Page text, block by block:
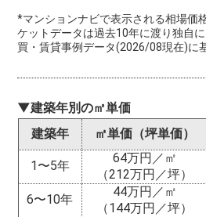
*マンションナビで表示される相場価
ケットデータは過去10年に渡り独自
買・賃貸事例データ(2026/08現在)に
▼建築年別の㎡単価
建築年
㎡単価（坪単価）
1〜5年
64万円／㎡
（212万円／坪）
6〜10年
44万円／㎡
（144万円／坪）